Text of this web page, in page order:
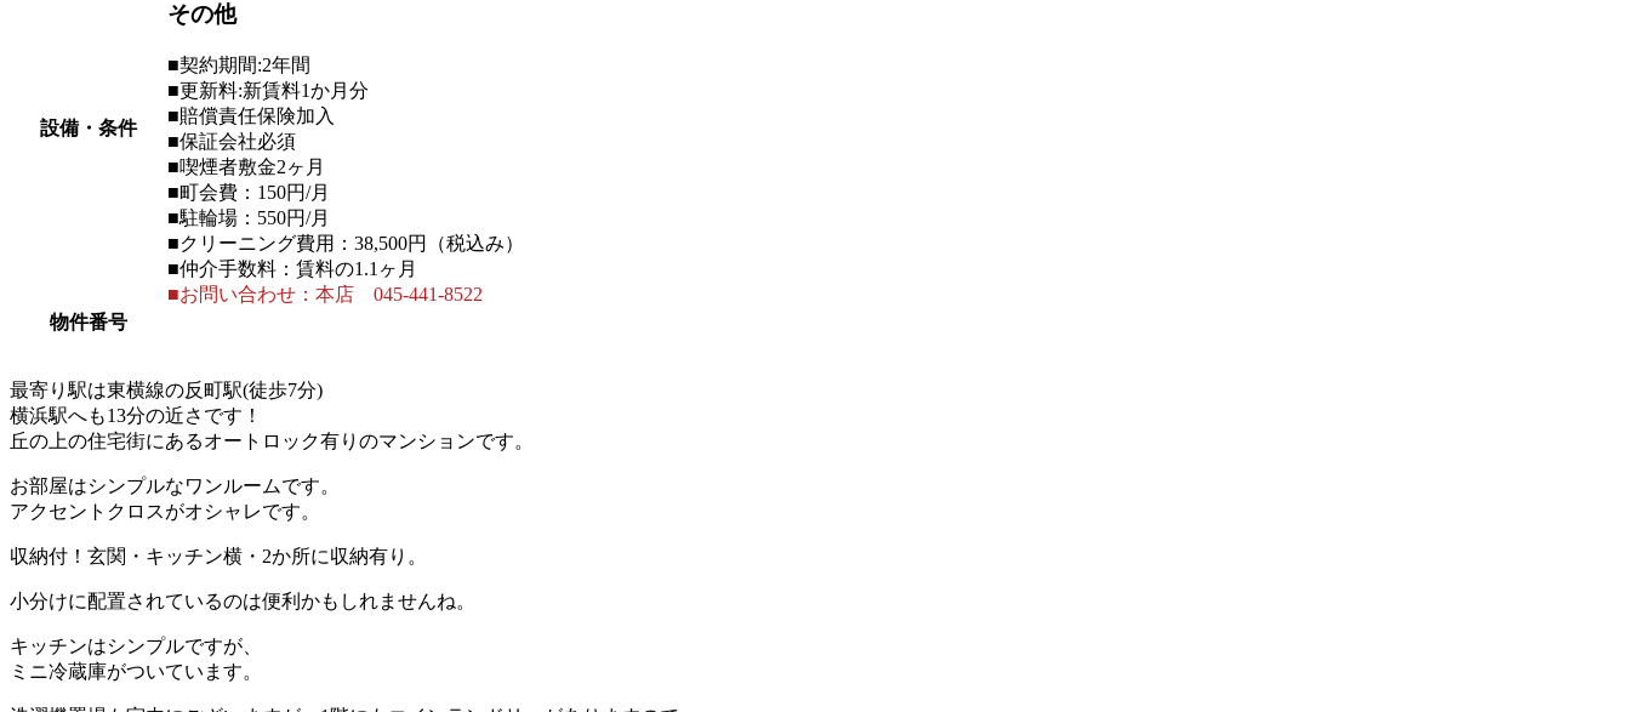
設備・条件
その他
■契約期間:2年間
■更新料:新賃料1か月分
■賠償責任保険加入
■保証会社必須
■喫煙者敷金2ヶ月
■町会費：150円/月
■駐輪場：550円/月
■クリーニング費用：38,500円（税込み）
■仲介手数料：賃料の1.1ヶ月
■お問い合わせ：本店 045-441-8522
物件番号
最寄り駅は東横線の反町駅(徒歩7分)
横浜駅へも13分の近さです！
丘の上の住宅街にあるオートロック有りのマンションです。
お部屋はシンプルなワンルームです。
アクセントクロスがオシャレです。
収納付！玄関・キッチン横・2か所に収納有り。
小分けに配置されているのは便利かもしれませんね。
キッチンはシンプルですが、
ミニ冷蔵庫がついています。